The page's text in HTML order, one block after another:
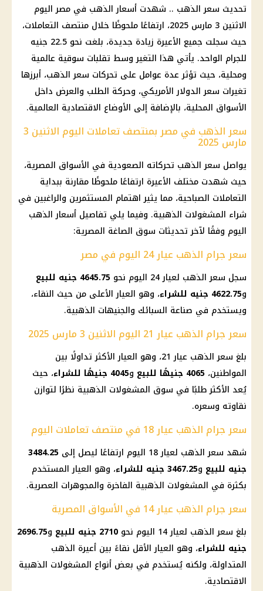
تحديث سعر الذهب .. شهدت أسعار الذهب في مصر اليوم
الاثنين 3 مارس 2025، ارتفاعًا ملحوظًا خلال منتصف التعاملات،
حيث سجلت جميع الأعيرة زيادة جديدة
، بلغت نحو 22.5 جنيه
للجرام الواحد. يأتي هذا التغير وسط تقلبات سوقية عالمية
ومحلية، حيث تؤثر عدة عوامل على تحركات سعر الذهب، أبرزها
تغيرات سعر الدولار الأمريكي، وحركة الطلب والعرض داخل
الأسواق المحلية، بالإضافة إلى الأوضاع الاقتصادية العالمية.
سعر الذهب في مصر بمنتصف تعاملات اليوم الاثنين 3
مارس 2025
يواصل سعر الذهب تحركاته الصعودية في الأسواق المصرية،
حيث شهدت مختلف الأعيرة ارتفاعًا ملحوظًا مقارنة ببداية
التعاملات الصباحية، مما يثير اهتمام المستثمرين والراغبين في
شراء المشغولات الذهبية. وفيما يلي تفاصيل أسعار الذهب
اليوم وفقًا لآخر تحديثات سوق الصاغة المصرية:
سعر جرام الذهب عيار 24 اليوم في مصر
سجل سعر الذهب لعيار 24 اليوم نحو 4645.75 جنيه للبيع
و4622.75 جنيه للشراء
، وهو العيار الأعلى من حيث النقاء،
ويستخدم في صناعة السبائك والجنيهات الذهبية.
سعر جرام الذهب عيار 21 اليوم الاثنين 3 مارس 2025
بلغ سعر الذهب عيار 21
، وهو العيار الأكثر تداولًا بين
المواطنين، 4065 جنيهًا للبيع و4045 جنيهًا للشراء
، حيث
يُعد الأكثر طلبًا في سوق المشغولات الذهبية نظرًا لتوازن
نقاوته وسعره.
سعر جرام الذهب عيار 18 في منتصف تعاملات اليوم
شهد سعر الذهب لعيار 18 اليوم ارتفاعًا ليصل إلى 3484.25
جنيه للبيع و3467.25 جنيه للشراء
، وهو العيار المستخدم
بكثرة في المشغولات الذهبية الفاخرة والمجوهرات العصرية.
سعر جرام الذهب عيار 14 في الأسواق المصرية
بلغ سعر الذهب لعيار 14 اليوم نحو 2710 جنيه للبيع و2696.75
جنيه للشراء، وهو العيار الأقل نقاءً بين أعيرة الذهب
المتداولة، ولكنه يُستخدم في بعض أنواع المشغولات الذهبية
الاقتصادية.